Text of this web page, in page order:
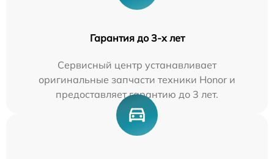
Гарантия до 3-х лет
Сервисный центр устанавливает
оригинальные запчасти техники Honor и
предоставляет гарантию до 3 лет.